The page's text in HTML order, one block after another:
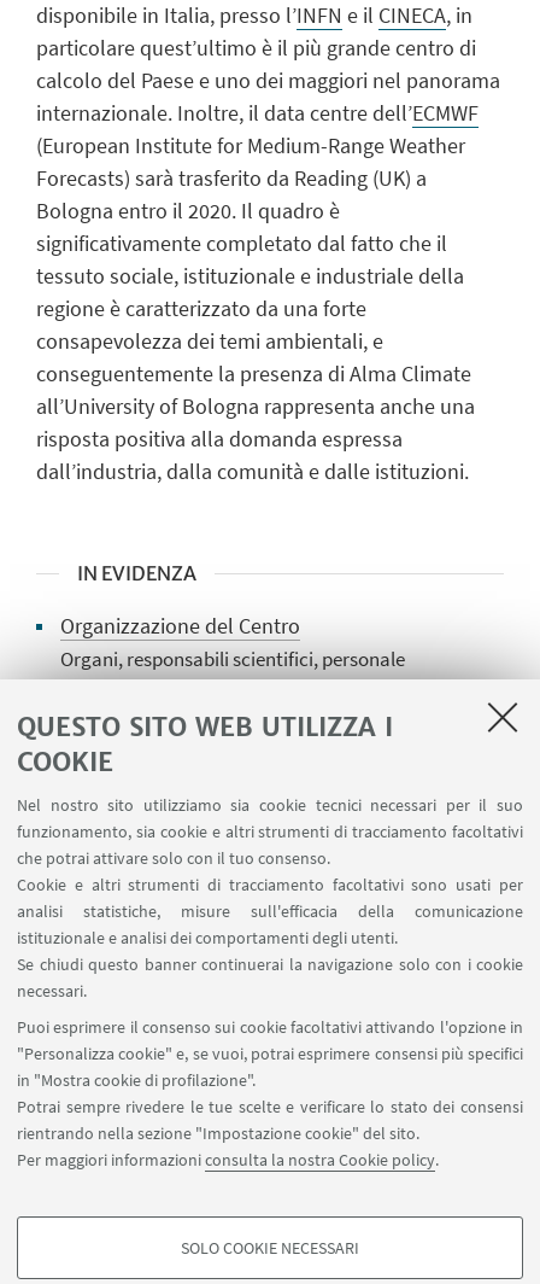
QUESTO SITO WEB UTILIZZA I
COOKIE
Nel nostro sito utilizziamo sia cookie tecnici necessari per il suo
funzionamento, sia cookie e altri strumenti di tracciamento facoltativi
che potrai attivare solo con il tuo consenso.
Cookie e altri strumenti di tracciamento facoltativi sono usati per
analisi statistiche, misure sull'efficacia della comunicazione
istituzionale e analisi dei comportamenti degli utenti.
Se chiudi questo banner continuerai la navigazione solo con i cookie
necessari.
Puoi esprimere il consenso sui cookie facoltativi attivando l'opzione in
"Personalizza cookie" e, se vuoi, potrai esprimere consensi più specifici
in "Mostra cookie di profilazione".
Potrai sempre rivedere le tue scelte e verificare lo stato dei consensi
rientrando nella sezione "Impostazione cookie" del sito.
Per maggiori informazioniconsulta la nostra Cookie policy.
COOKIE DI PROFILAZIONE - FACOLTATIVI
SOLO COOKIE NECESSARI
disponibile in Italia, presso l’INFN e il CINECA, in
particolare quest’ultimo è il più grande centro di
calcolo del Paese e uno dei maggiori nel panorama
internazionale. Inoltre, il data centre dell’ECMWF
(European Institute for Medium-Range Weather
Forecasts) sarà trasferito da Reading (UK) a
Bologna entro il 2020. Il quadro è
significativamente completato dal fatto che il
tessuto sociale, istituzionale e industriale della
regione è caratterizzato da una forte
consapevolezza dei temi ambientali, e
conseguentemente la presenza di Alma Climate
all’University of Bologna rappresenta anche una
risposta positiva alla domanda espressa
dall’industria, dalla comunità e dalle istituzioni.
IN EVIDENZA
Organizzazione del Centro
Organi, responsabili scientifici, personale
tecnico e amministrativo
ALMA CLIMATE
Via G. Petroni 26, 40126 Bologna
0512094921
Scrivi una mail
cig.centro@pec.unibo.it
La casella riceve solo da PEC. E-
mail inviate da indirizzi non PEC
non saranno recapitate.